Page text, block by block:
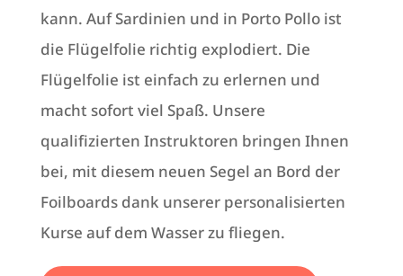
kann. Auf Sardinien und in Porto Pollo ist
die Flügelfolie richtig explodiert. Die
Flügelfolie ist einfach zu erlernen und
macht sofort viel Spaß. Unsere
qualifizierten Instruktoren bringen Ihnen
bei, mit diesem neuen Segel an Bord der
Foilboards dank unserer personalisierten
Kurse auf dem Wasser zu fliegen.